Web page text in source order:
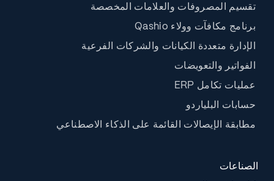
تقسيم المصروفات والعلامات المخصصة
برنامج مكافآت وولاء Qashio
الإدارة متعددة الكيانات والشركات الفرعية
الفواتير والتعويضات
عمليات تكامل ERP
حسابات البلياردو
مطابقة الإيصالات القائمة على الذكاء الاصطناعي
الصناعات